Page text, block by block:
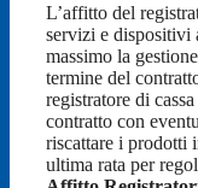
L’affitto del
servizi e
massimo la
termine del
registratore di
contratto con
riscattare i prodotti
ultima rata per